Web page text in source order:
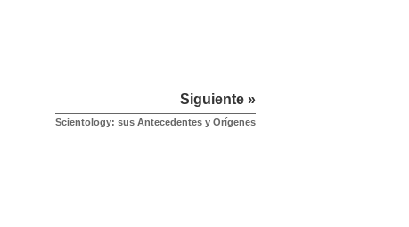
Siguiente »
Scientology: sus Antecedentes y Orígenes